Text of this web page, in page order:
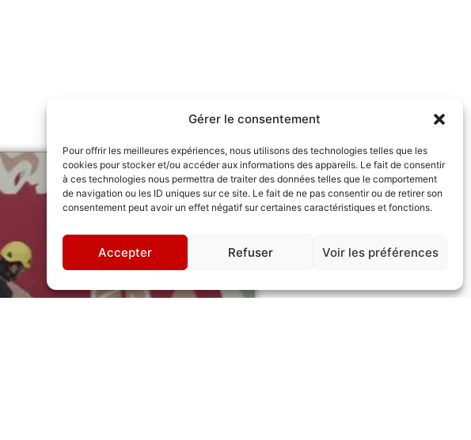
Gérer le consentement
Pour offrir les meilleures expériences, nous utilisons des technologies telles que les
cookies pour stocker et/ou accéder aux informations des appareils. Le fait de consentir
à ces technologies nous permettra de traiter des données telles que le comportement
de navigation ou les ID uniques sur ce site. Le fait de ne pas consentir ou de retirer son
consentement peut avoir un effet négatif sur certaines caractéristiques et fonctions.
Accepter Refuser Voir les préférences